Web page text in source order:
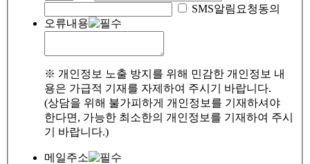
SMS알림요청동의
오류내용
※ 개인정보 노출 방지를 위해 민감한 개인정보 내
용은 가급적 기재를 자제하여 주시기 바랍니다.
(상담을 위해 불가피하게 개인정보를 기재하셔야
한다면, 가능한 최소한의 개인정보를 기재하여 주시
기 바랍니다.)
메일주소